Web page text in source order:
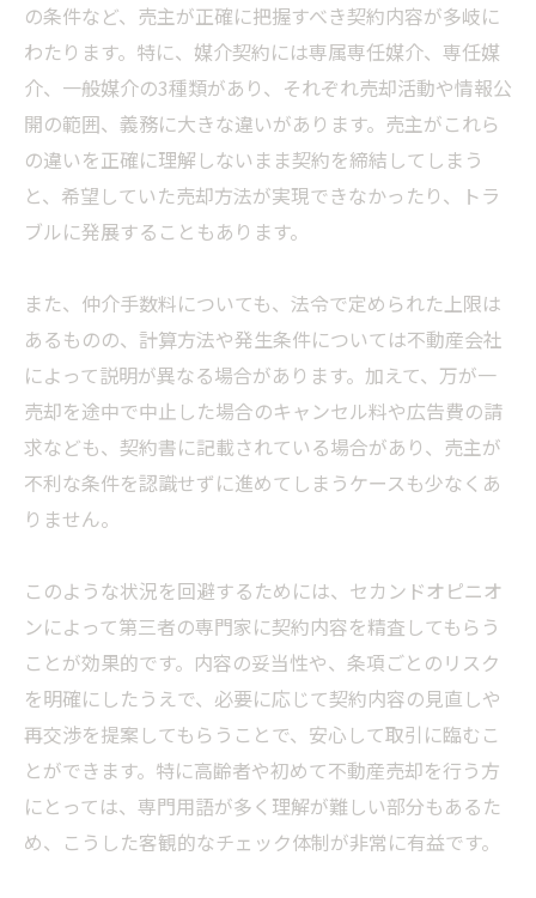
の条件など、売主が正確に把握すべき契約内容が多岐に
わたります。特に、媒介契約には専属専任媒介、専任媒
介、一般媒介の3種類があり、それぞれ売却活動や情報公
開の範囲、義務に大きな違いがあります。売主がこれら
の違いを正確に理解しないまま契約を締結してしまう
と、希望していた売却方法が実現できなかったり、トラ
ブルに発展することもあります。
また、仲介手数料についても、法令で定められた上限は
あるものの、計算方法や発生条件については不動産会社
によって説明が異なる場合があります。加えて、万が一
売却を途中で中止した場合のキャンセル料や広告費の請
求なども、契約書に記載されている場合があり、売主が
不利な条件を認識せずに進めてしまうケースも少なくあ
りません。
このような状況を回避するためには、セカンドオピニオ
ンによって第三者の専門家に契約内容を精査してもらう
ことが効果的です。内容の妥当性や、条項ごとのリスク
を明確にしたうえで、必要に応じて契約内容の見直しや
再交渉を提案してもらうことで、安心して取引に臨むこ
とができます。特に高齢者や初めて不動産売却を行う方
にとっては、専門用語が多く理解が難しい部分もあるた
め、こうした客観的なチェック体制が非常に有益です。